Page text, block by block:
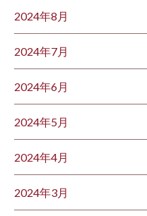
2024年8月
2024年7月
2024年6月
2024年5月
2024年4月
2024年3月